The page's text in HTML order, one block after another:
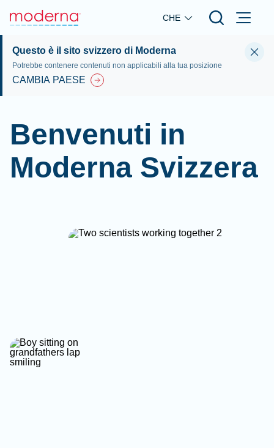
Skip to main content
CHE
Questo è il sito svizzero di Moderna
Potrebbe contenere contenuti non applicabili alla tua posizione
CAMBIA PAESE
Benvenuti in
Moderna Svizzera